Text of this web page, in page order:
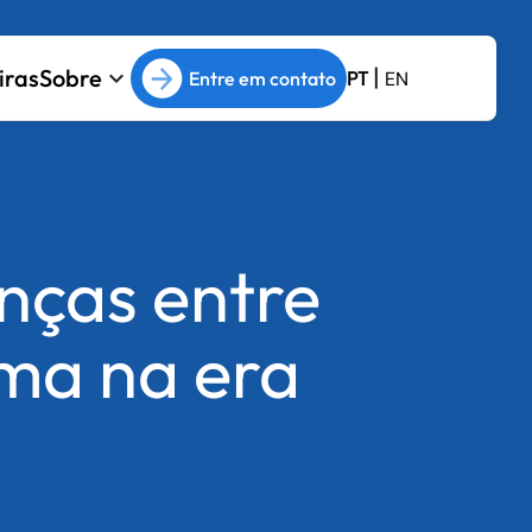
Sobre keyboard_arrow_down Entre em contato PT| EN
entre
na era